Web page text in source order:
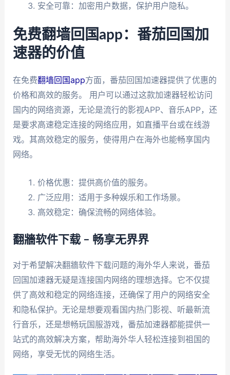
安全可靠：加密用户数据，保护用户隐私。
免费翻墙回国app：番茄回国加
速器的价值
在免费翻墙回国app方面，番茄回国加速器提供了优惠的
价格和高效的服务。 用户可以通过这款加速器轻松访问
国内的网络资源，无论是流行的影视APP、音乐APP，还
是要求高速稳定连接的网络应用，如直播平台或在线游
戏。其高效稳定的服务，使得用户在海外也能畅享国内
网络。
价格优惠：提供高价值的服务。
广泛应用：适用于多种娱乐和工作场景。
高效稳定：确保流畅的网络体验。
翻牆软件下载 – 畅享无界界
对于希望解决翻牆软件下载问题的海外华人来说，番茄
回国加速器无疑是连接国内网络的理想选择。它不仅提
供了高效和稳定的网络连接，还确保了用户的网络安全
和隐私保护。无论是想要观看国内热门影视、听最新流
行音乐，还是想畅玩国服游戏，番茄加速器都能提供一
站式的高效解决方案，帮助海外华人轻松连接到祖国的
网络，享受无忧的网络生活。